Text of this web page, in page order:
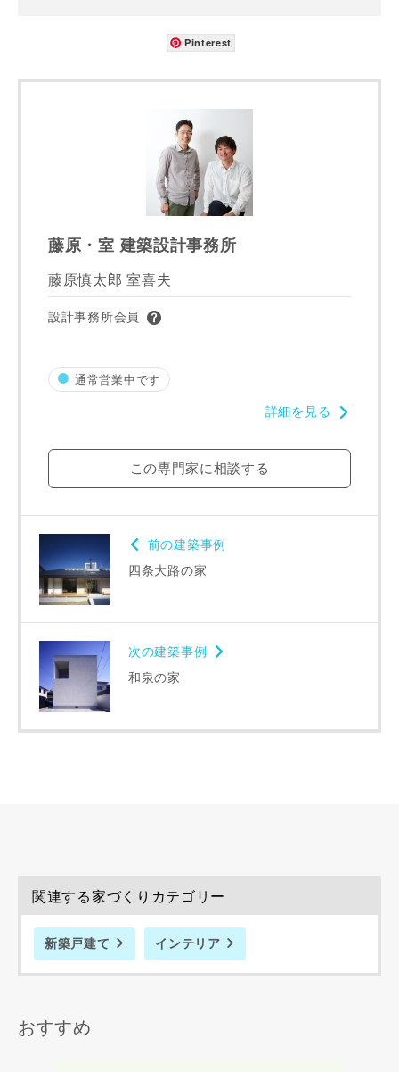
Pinterest
藤原・室 建築設計事務所
藤原慎太郎 室喜夫
設計事務所会員
通常営業中です
詳細を見る
この専門家に相談する
前の建築事例
四条大路の家
次の建築事例
和泉の家
関連する家づくりカテゴリー
新築戸建て インテリア
おすすめ